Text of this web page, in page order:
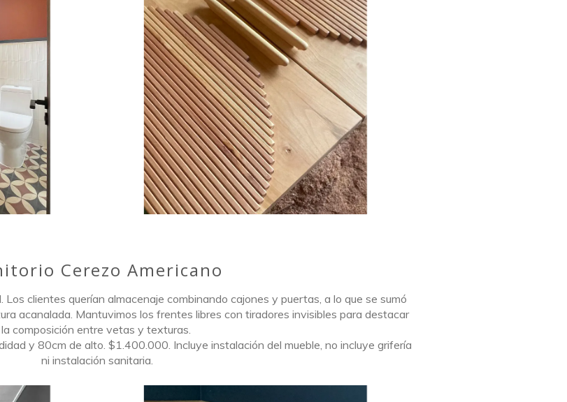
Cerezo Americano
clientes querían almacenaje combinando cajones y puertas, a lo que se sumó
acanalada. Mantuvimos los frentes libres con tiradores invisibles para destacar
la composición entre vetas y texturas.
y 80cm de alto. $1.400.000. Incluye instalación del mueble, no incluye grifería
ni instalación sanitaria.